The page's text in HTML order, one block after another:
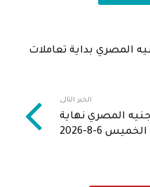
المصري بداية تعاملات
الخبر التالى
المصري نهاية
6-8-2026